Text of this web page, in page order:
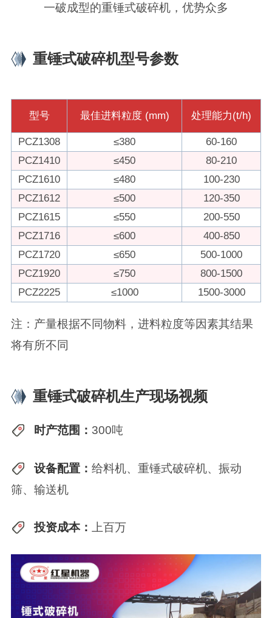
一破成型的重锤式破碎机，优势众多
重锤式破碎机型号参数
型号 最佳进料粒度 (mm) 处理能力(t/h)
PCZ1308 ≤380
60-160
PCZ1410
≤450
80-210
PCZ1610
≤480
100-230
PCZ1612
≤500
120-350
PCZ1615
≤550
200-550
PCZ1716
≤600
400-850
PCZ1720
≤650
500-1000
PCZ1920
≤750
800-1500
PCZ2225
≤1000 1500-3000
注：产量根据不同物料，进料粒度等因素其结果
将有所不同
重锤式破碎机生产现场视频
时产范围： 300吨
设备配置：给料机、重锤式破碎机、振动
筛、输送机
投资成本： 上百万